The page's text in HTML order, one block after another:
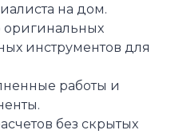
на дом.
оригинальных
инструментов для
работы и
без скрытых